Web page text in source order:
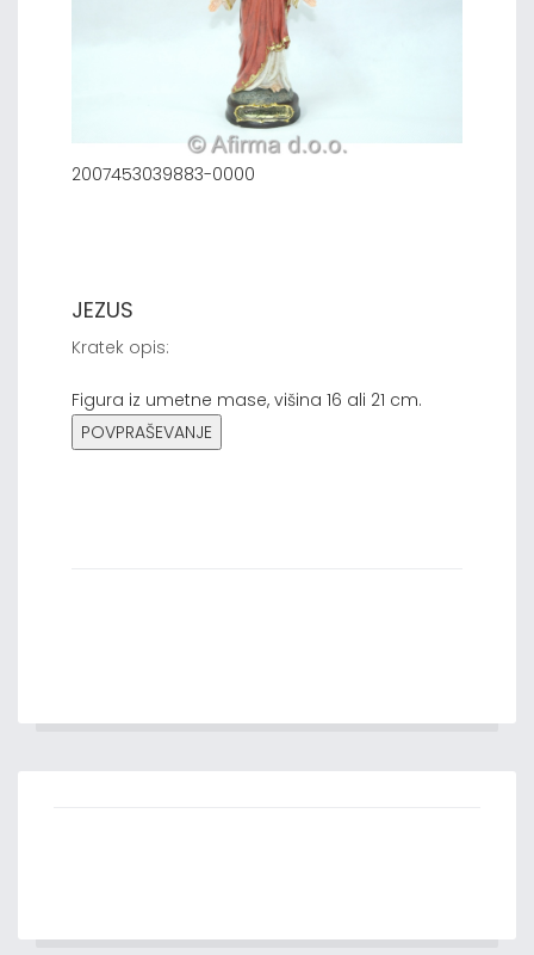
2007453039883-0000
JEZUS
Kratek opis:
Figura iz umetne mase, višina 16 ali 21 cm.